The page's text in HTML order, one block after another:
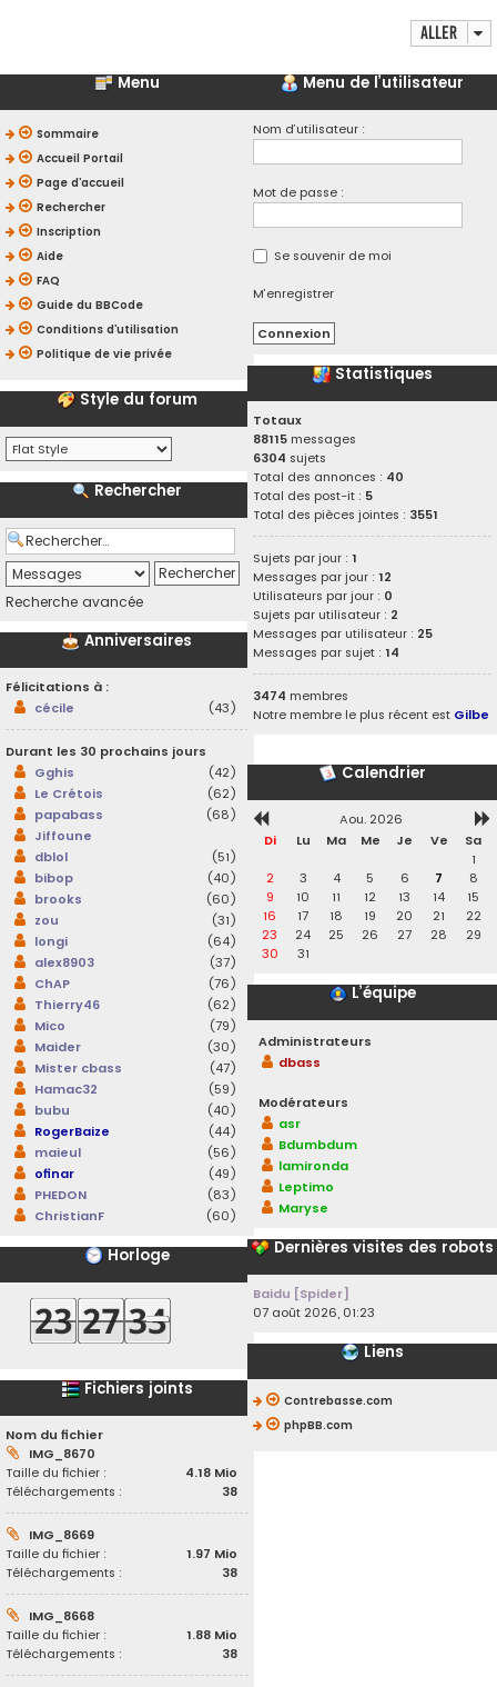
Aller
Menu
Sommaire
Accueil Portail
Page d’accueil
Rechercher
Inscription
Aide
FAQ
Guide du BBCode
Conditions d’utilisation
Politique de vie privée
Style du forum
Rechercher
Recherche avancée
Anniversaires
Félicitations à :
cécile
(43)
Durant les 30 prochains jours
Gghis
(42)
Le Crétois
(62)
papabass
(68)
Jiffoune
dblol
(51)
bibop
(40)
brooks
(60)
zou
(31)
longi
(64)
alex8903
(37)
ChAP
(76)
Thierry46
(62)
Mico
(79)
Maider
(30)
Mister cbass
(47)
Hamac32
(59)
bubu
(40)
RogerBaize
(44)
maieul
(56)
ofinar
(49)
PHEDON
(83)
ChristianF
(60)
Horloge
Fichiers joints
Nom du fichier
IMG_8670
Taille du fichier :
4.18 Mio
Téléchargements :
38
IMG_8669
Taille du fichier :
1.97 Mio
Téléchargements :
38
IMG_8668
Taille du fichier :
1.88 Mio
Téléchargements :
38
Menu de l’utilisateur
Nom d’utilisateur :
Mot de passe :
Se souvenir de moi
M’enregistrer
Statistiques
Totaux
88115 messages
6304 sujets
Total des annonces : 40
Total des post-it : 5
Total des pièces jointes : 3551
Sujets par jour :1
Messages par jour :12
Utilisateurs par jour : 0
Sujets par utilisateur : 2
Messages par utilisateur : 25
Messages par sujet :14
3474 membres
Notre membre le plus récent est Gilbe
Calendrier
Aou. 2026
Di
Lu Ma Me Je Ve
Sa
1
2
3 4 5 6 7
8
9
10 11 12 13 14
15
16
17 18 19 20 21
22
23
24 25 26 27 28
29
30
31
L’équipe
Administrateurs
dbass
Modérateurs
asr
Bdumbdum
lamironda
Leptimo
Maryse
Dernières visites des robots
Baidu [Spider]
07 août 2026, 01:23
Liens
Contrebasse.com
phpBB.com